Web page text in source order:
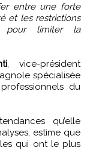
entre une forte
et les restrictions
pour limiter la
, vice-président
spécialisée
du
qu’elle
estime que
qui ont le plus